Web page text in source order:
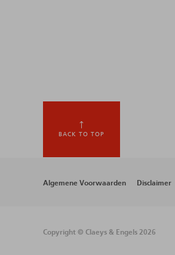
BACK TO TOP
Footer
Algemene Voorwaarden Disclaimer
Copyright © Claeys & Engels 2026